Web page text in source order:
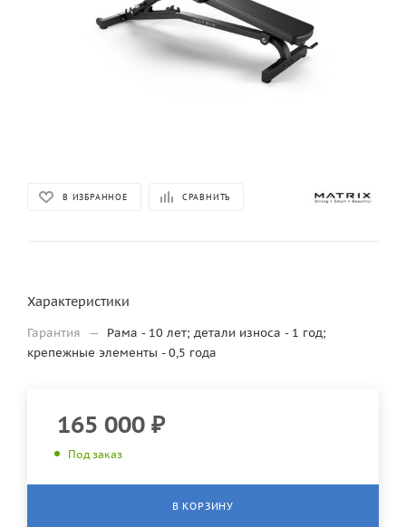
В ИЗБРАННОЕ СРАВНИТЬ
Характеристики
Гарантия —
Рама - 10 лет; детали износа - 1 год;
крепежные элементы - 0,5 года
165 000 ₽
Под заказ
В КОРЗИНУ